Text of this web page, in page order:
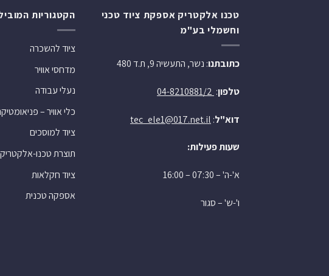
טכנו אלקטריק אספקת ציוד טכני
וחשמלי בע"מ
כתובתנו: נשר, התעשיה 9, ת.ד 480
טלפון:
דוא"ל:
tec_ele1@017.net.il
שעות פעילות:
א'-ה' – 07:30 – 16:00
ו'-ש' – סגור
הקטגוריות
ציוד להשכרה
מדחסי אוויר
נעלי עבודה
כלי אוויר –
ציוד למוסכים
תוצרת טכנו-אלקטריק
ציוד חקלאות
אספקה טכנית